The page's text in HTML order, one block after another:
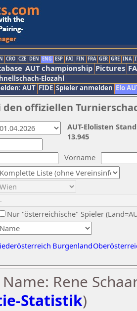
CRO CZE DEN ENG ESP FAI FIN FRA GER GRE INA
AUT championship Pictures
Elozahl
AUT FIDE Spieler anmelden Elo
offiziellen
Vorname
Nur "österreichische" Spieler
Burgenland
AUT-Elolisten
13.945
Rene
Statistik)